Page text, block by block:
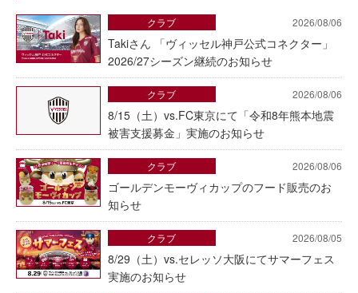
2026/08/06
Takiさん 「ヴィッセル神戸公式コネクター」
2026/27シーズン継続のお知らせ
クラブ
2026/08/06
8/15（土）vs.FC東京にて「令和8年熊本地震
被害支援募金」実施のお知らせ
クラブ
2026/08/06
ゴールデンモーヴィカップのフード販売のお
知らせ
クラブ
2026/08/05
8/29（土）vs.セレッソ大阪にてサマーフェス
実施のお知らせ
クラブ